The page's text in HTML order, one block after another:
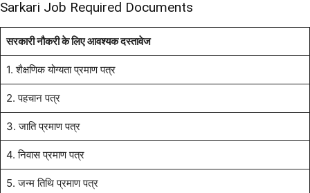
Sarkari Job Required Documents
सरकारी नौकरी के लिए आवश्यक दस्तावेज
1. शैक्षणिक योग्यता प्रमाण पत्र
2. पहचान पत्र
3. जाति प्रमाण पत्र
4. निवास प्रमाण पत्र
5. जन्म तिथि प्रमाण पत्र